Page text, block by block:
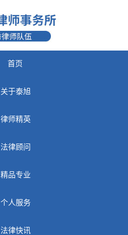
首页
关于泰旭
律师精英
法律顾问
精品专业
个人服务
法律快讯